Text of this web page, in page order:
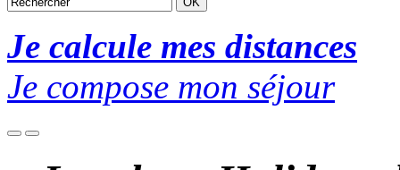
Je calcule mes distances
Je compose mon séjour